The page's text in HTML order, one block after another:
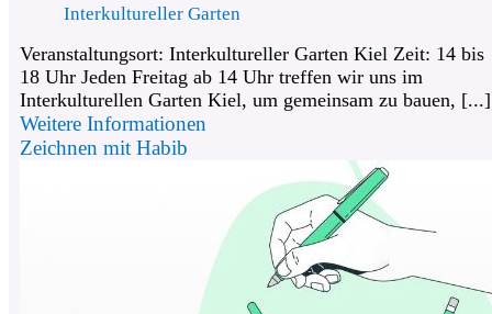
Interkultureller Garten
Veranstaltungsort: Interkultureller Garten Kiel Zeit: 14 bis
18 Uhr Jeden Freitag ab 14 Uhr treffen wir uns im
Interkulturellen Garten Kiel, um gemeinsam zu bauen, [...]
Weitere Informationen
Zeichnen mit Habib